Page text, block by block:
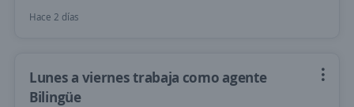
Hace 2 días
Lunes a viernes trabaja como agente
Bilingüe